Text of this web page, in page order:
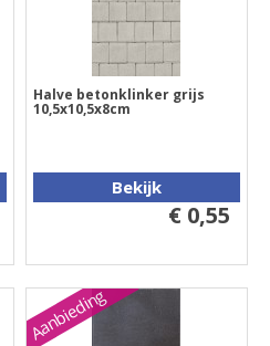
Halve betonklinker grijs
10,5x10,5x8cm
Bekijk
€ 0,55
Aanbieding